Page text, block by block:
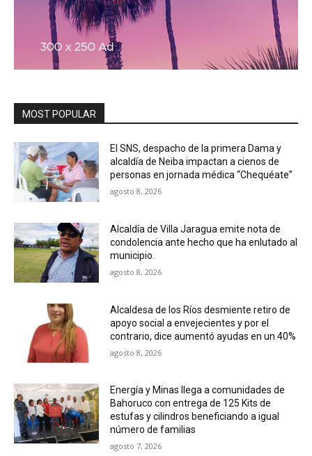
MOST POPULAR
El SNS, despacho de la primera Dama y
alcaldía de Neiba impactan a cienos de
personas en jornada médica “Chequéate”
agosto 8, 2026
Alcaldía de Villa Jaragua emite nota de
condolencia ante hecho que ha enlutado al
municipio.
agosto 8, 2026
Alcaldesa de los Ríos desmiente retiro de
apoyo social a envejecientes y por el
contrario, dice aumentó ayudas en un 40%
agosto 8, 2026
Energía y Minas llega a comunidades de
Bahoruco con entrega de 125 Kits de
estufas y cilindros beneficiando a igual
número de familias
agosto 7, 2026